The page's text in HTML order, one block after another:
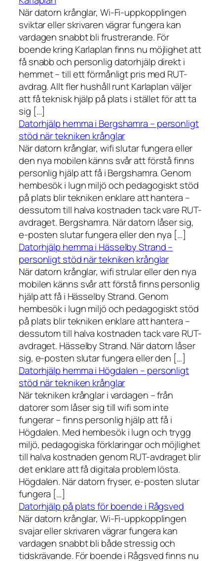
När datorn krånglar, Wi-Fi-uppkopplingen
sviktar eller skrivaren vägrar fungera kan
vardagen snabbt bli frustrerande. För
boende kring Karlaplan finns nu möjlighet att
få snabb och personlig datorhjälp direkt i
hemmet – till ett förmånligt pris med RUT-
avdrag. Allt fler hushåll runt Karlaplan väljer
att få teknisk hjälp på plats i stället för att ta
sig […]
Datorhjälp hemma i Bergshamra – personligt
stöd när tekniken krånglar
När datorn krånglar, wifi slutar fungera eller
den nya mobilen känns svår att förstå finns
personlig hjälp att få i Bergshamra. Genom
hembesök i lugn miljö och pedagogiskt stöd
på plats blir tekniken enklare att hantera –
dessutom till halva kostnaden tack vare RUT-
avdraget. Bergshamra. När datorn låser sig,
e-posten slutar fungera eller den nya […]
Datorhjälp hemma i Hässelby Strand –
personligt stöd när tekniken krånglar
När datorn krånglar, wifi strular eller den nya
mobilen känns svår att förstå finns personlig
hjälp att få i Hässelby Strand. Genom
hembesök i lugn miljö och pedagogiskt stöd
på plats blir tekniken enklare att hantera –
dessutom till halva kostnaden tack vare RUT-
avdraget. Hässelby Strand. När datorn låser
sig, e-posten slutar fungera eller den […]
Datorhjälp hemma i Högdalen – personligt
stöd när tekniken krånglar
När tekniken krånglar i vardagen – från
datorer som låser sig till wifi som inte
fungerar – finns personlig hjälp att få i
Högdalen. Med hembesök i lugn och trygg
miljö, pedagogiska förklaringar och möjlighet
till halva kostnaden genom RUT-avdraget blir
det enklare att få digitala problem lösta.
Högdalen. När datorn fryser, e-posten slutar
fungera […]
Datorhjälp på plats för boende i Rågsved
När datorn krånglar, Wi-Fi-uppkopplingen
svajar eller skrivaren vägrar fungera kan
vardagen snabbt bli både stressig och
tidskrävande. För boende i Rågsved finns nu